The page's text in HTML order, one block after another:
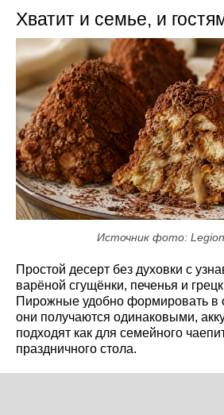
Хватит и семье, и
Источник фото:
Простой десерт без духовки с
варёной сгущёнки, печенья и
Пирожные удобно формировать в
они получаются одинаковыми,
подходят как для семейного
праздничного стола.